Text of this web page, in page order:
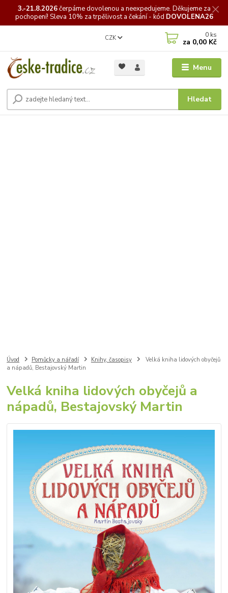
3.-21.8.2026čerpámedovolenou a neexpedujeme. Děkujeme za
pochopení! Sleva 10% za trpělivost a čekání - kód DOVOLENA26
Menu
CZK
Hledat
0 ks
za 0,00 Kč
Úvod Pomůcky a nářadí Knihy, časopisy
Velká kniha lidových obyčejů
a nápadů, Bestajovský Martin
Velká kniha lidových obyčejů a
nápadů, Bestajovský Martin